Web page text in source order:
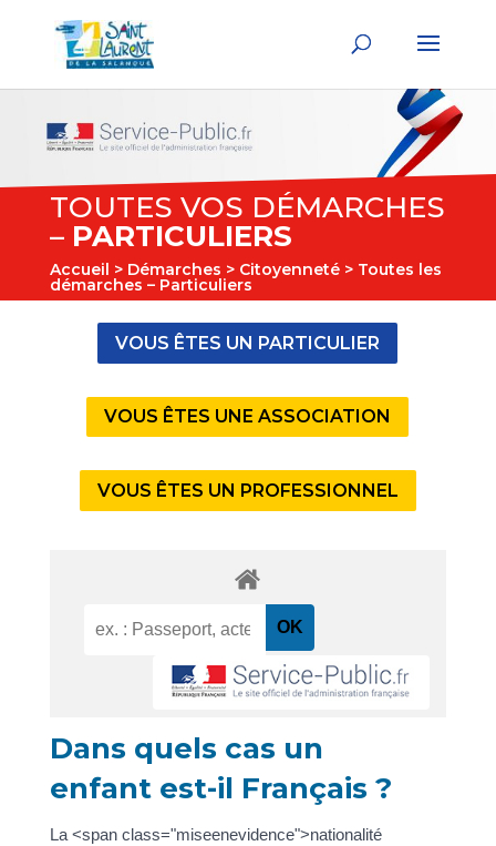
TOUTES VOS DÉMARCHES
– PARTICULIERS
Accueil > Démarches > Citoyenneté> Toutes les
démarches – Particuliers
VOUS ÊTES UN PARTICULIER
VOUS ÊTES UNE ASSOCIATION
VOUS ÊTES UN PROFESSIONNEL
Dans quels cas un
enfant est-il Français ?
La <span class="miseenevidence">nationalité